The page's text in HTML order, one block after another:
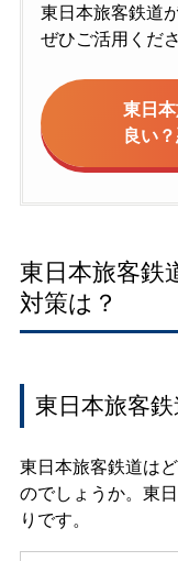
東日本旅客鉄道
ぜひご活用くださ
東日
良い
東日本旅客鉄
対策は？
東日本旅客
東日本旅客鉄道は
のでしょうか。東
りです。